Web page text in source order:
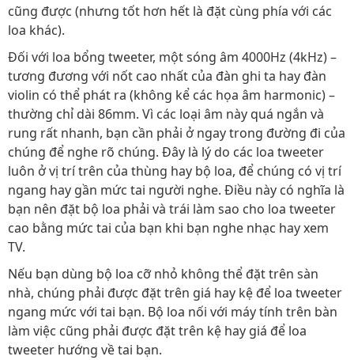
cũng được (nhưng tốt hơn hết là đặt cùng phía với các
loa khác).
Đối với loa bổng tweeter, một sóng âm 4000Hz (4kHz) –
tương đương với nốt cao nhất của đàn ghi ta hay đàn
violin có thể phát ra (không kể các họa âm harmonic) –
thường chỉ dài 86mm. Vì các loại âm này quá ngắn và
rung rất nhanh, bạn cần phải ở ngay trong đường đi của
chúng để nghe rõ chúng. Đây là lý do các loa tweeter
luôn ở vị trí trên của thùng hay bộ loa, để chúng có vị trí
ngang hay gần mức tai người nghe. Điều này có nghĩa là
bạn nên đặt bộ loa phải và trái làm sao cho loa tweeter
cao bằng mức tai của bạn khi bạn nghe nhạc hay xem
TV.
Nếu bạn dùng bộ loa cỡ nhỏ không thể đặt trên sàn
nhà, chúng phải được đặt trên giá hay kệ để loa tweeter
ngang mức với tai bạn. Bộ loa nối với máy tính trên bàn
làm việc cũng phải được đặt trên kệ hay giá để loa
tweeter hướng về tai bạn.